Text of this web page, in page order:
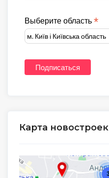
Выберите область *
Карта новостроек